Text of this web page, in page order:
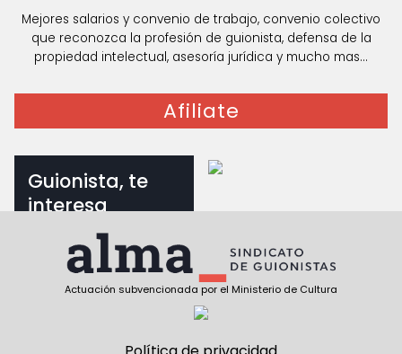
Mejores salarios y convenio de trabajo, convenio colectivo
que reconozca la profesión de guionista, defensa de la
propiedad intelectual, asesoría jurídica y mucho mas...
Afiliate
Guionista, te
interesa
Documentos para
guionistas
Actuación subvencionada por el Ministerio de Cultura